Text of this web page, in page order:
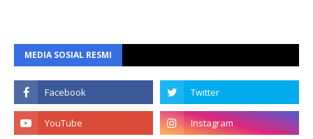
MEDIA SOSIAL RESMI